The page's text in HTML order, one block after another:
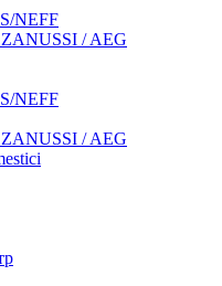
NEFF
/ AEG
NEFF
/ AEG